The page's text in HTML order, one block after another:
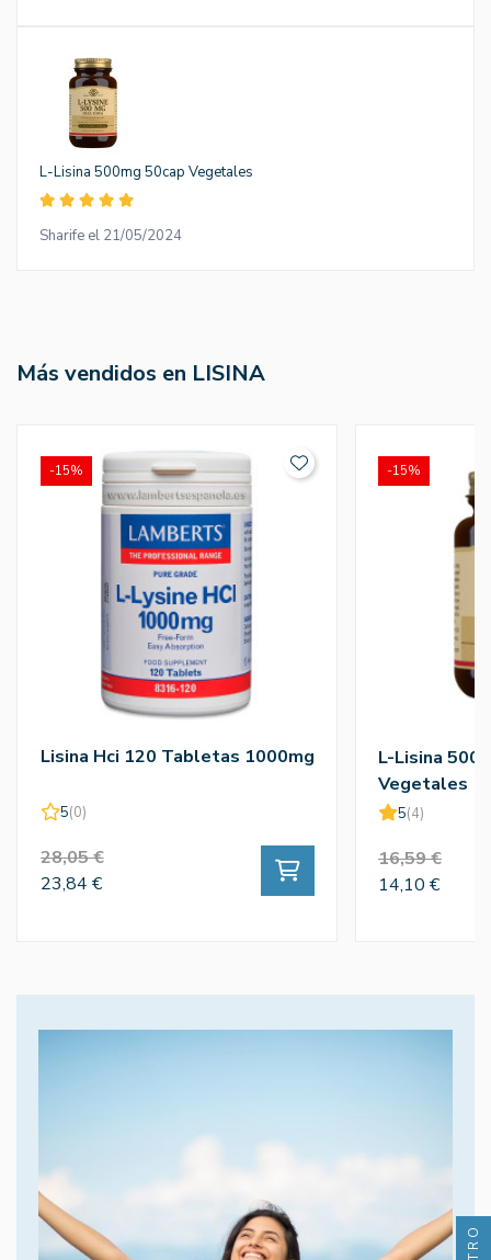
L-Lisina 500mg 50cap Vegetales
Sharife el 21/05/2024
Más vendidos en LISINA
Lisina Hci 120 Tabletas 1000mg
5(0)
28,05 €
23,84 €
-15%
L-Lisina
Vegetales
5(4)
16,59 €
14,10 €
-15%